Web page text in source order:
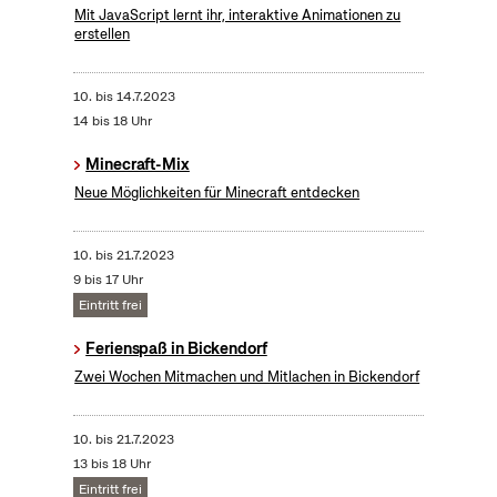
Mit JavaScript lernt ihr, interaktive Animationen zu
erstellen
10. bis14.7.2023
14 bis 18 Uhr
Minecraft-Mix
Neue Möglichkeiten für Minecraft entdecken
10. bis21.7.2023
9 bis 17 Uhr
Eintritt frei
Ferienspaß in Bickendorf
Zwei Wochen Mitmachen und Mitlachen in Bickendorf
10. bis21.7.2023
13 bis 18 Uhr
Eintritt frei